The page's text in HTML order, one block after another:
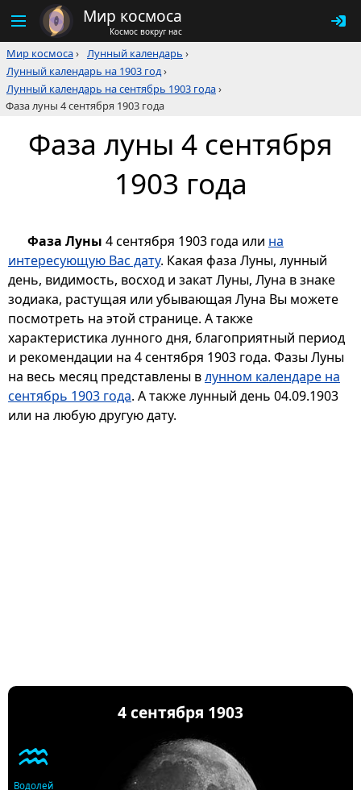
Мир космоса
Космос вокруг нас
Мир космоса› Лунный календарь ›
Лунный календарь на 1903 год›
Лунный календарь на сентябрь 1903 года›
Фаза луны 4 сентября 1903 года
Фаза луны 4 сентября
1903 года
Фаза Луны 4 сентября 1903 года или на
интересующую Вас дату. Какая фаза Луны, лунный
день, видимость, восход и закат Луны, Луна в знаке
зодиака, растущая или убывающая Луна Вы можете
посмотреть на этой странице. А также
характеристика лунного дня, благоприятный период
и рекомендации на 4 сентября 1903 года. Фазы Луны
на весь месяц представлены влунном календаре на
сентябрь 1903 года. А также лунный день 04.09.1903
или на любую другую дату.
4 сентября 1903
♒
Водолей